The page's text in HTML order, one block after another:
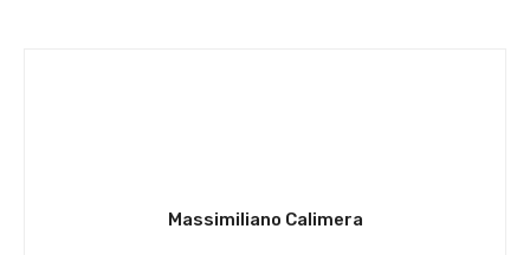
Massimiliano Calimera